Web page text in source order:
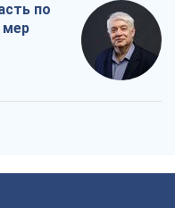
по
мер